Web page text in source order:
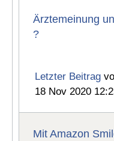
Ärztemeinung
?
Letzter Beitrag
18 Nov 2020
Mit Amazon